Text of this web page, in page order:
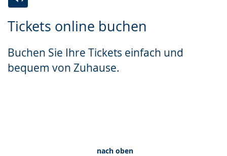
Tickets online buchen
Buchen Sie Ihre Tickets einfach und
bequem von Zuhause.
Leichten
wechseln.
Audio-
Video
Deutscher
Gebärdensprache
nach oben